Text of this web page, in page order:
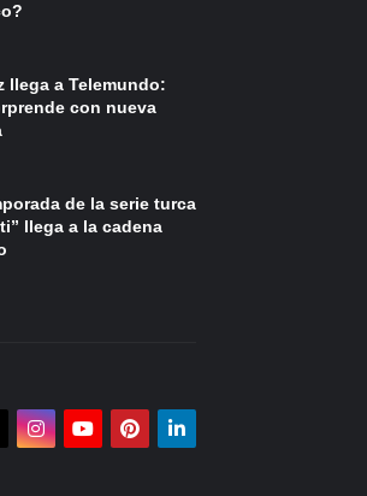
llega a Telemundo:
con nueva
de la serie turca
llega a la cadena